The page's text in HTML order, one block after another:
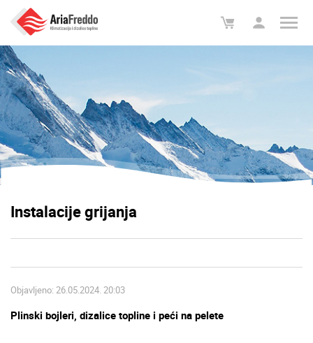
Instalacije grijanja
Objavljeno: 26.05.2024. 20:03
Plinski bojleri, dizalice topline i peći na pelete